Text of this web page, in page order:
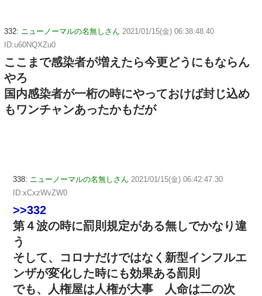
332: ニューノーマルの名無しさん 2021/01/15(金) 06:38:48.40
ID:u60NQXZu0
ここまで感染者が増えたら今更どうにもならん
やろ
国内感染者が一桁の時にやっておけば封じ込め
もワンチャンあったかもだが
338: ニューノーマルの名無しさん 2021/01/15(金) 06:42:47.30
ID:xCxzWvZW0
>>332
第４波の時に罰則規定がある無しでかなり違
う
そして、コロナだけではなく新型インフルエ
ンザが変化した時にも効果ある罰則
でも、人権屋は人権が大事 人命は二の次